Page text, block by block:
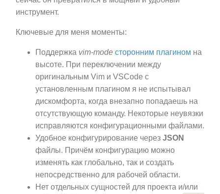
инструмент.
Ключевые для меня моменты:
Поддержка vim-mode сторонним плагином на
высоте. При переключении между
оригинальным Vim и VSCode с
установленным плагином я не испытывал
дискомфорта, когда внезапно попадаешь на
отсутствующую команду. Некоторые неувязки
исправляются конфигурационными файлами.
Удобное конфигурирование через JSON
файлы. Причём конфигурацию можно
изменять как глобально, так и создать
непосредственно для рабочей области.
Нет отдельных сущностей для проекта и/или